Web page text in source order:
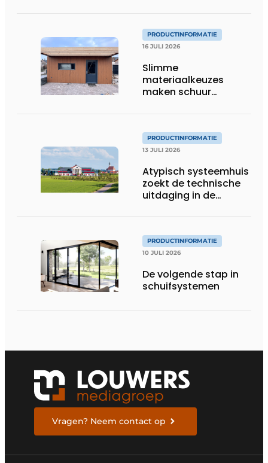
PRODUCTINFORMATIE
16 JULI 2026
Slimme
materiaalkeuzes
maken schuur
PRODUCTINFORMATIE
13 JULI 2026
Atypisch systeemhuis
zoekt de technische
uitdaging in de
PRODUCTINFORMATIE
10 JULI 2026
De volgende stap in
schuifsystemen
Vragen? Neem contact op